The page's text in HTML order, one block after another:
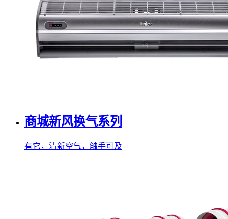
商城新风换气系列
有它，清新空气，触手可及